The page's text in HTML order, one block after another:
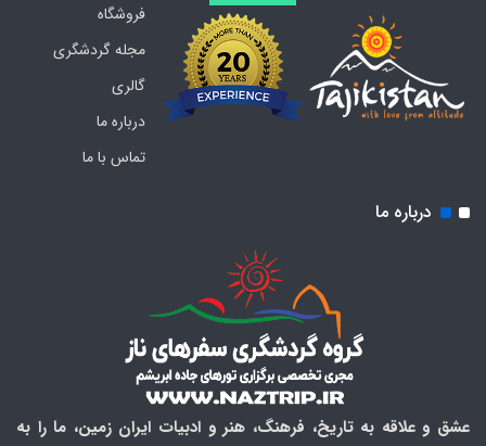
فروشگاه
مجله گردشگری
گالری
درباره ما
تماس با ما
درباره ما
عشق و علاقه به تاریخ، فرهنگ، هنر و ادبیات ایران زمین، ما را به